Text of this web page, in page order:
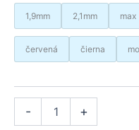
1,9mm 2,1mm max
červená čierna
- +